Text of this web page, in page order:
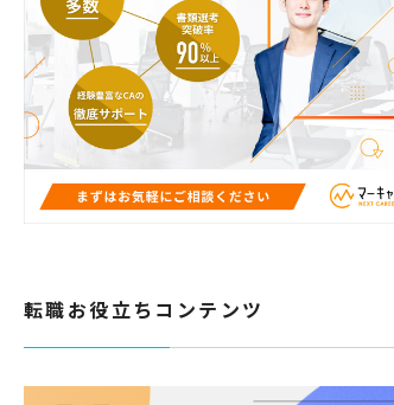
転職お役立ちコンテンツ